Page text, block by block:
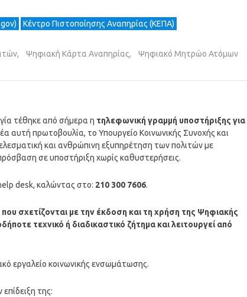
Κέντρο Πιστοποίησης Αναπηρίας (ΚΕΠΑ)
, Ψηφιακή Κάρτα Αναπηρίας,
Ψηφιακό Μητρώο Ατόμων
τέθηκε από σήμερα η τηλεφωνική γραμμή υποστήριξης για
αυτή πρωτοβουλία, το Υπουργείο Κοινωνικής Συνοχής και
και ανθρώπινη εξυπηρέτηση των πολιτών με
σε υποστήριξη χωρίς καθυστερήσεις.
desk, καλώντας στο: 210 300 7606.
σχετίζονται με την έκδοση και τη χρήση της Ψηφιακής
τεχνικό ή διαδικαστικό ζήτημα και λειτουργεί από
εργαλείο κοινωνικής ενσωμάτωσης.
της: